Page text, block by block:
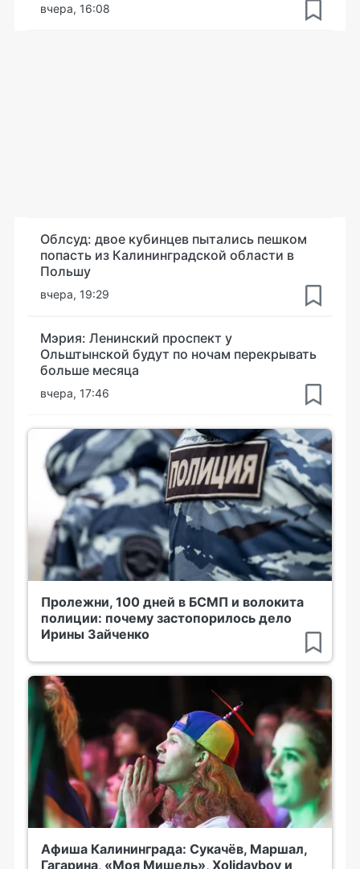
вчера, 16:08
Облсуд: двое кубинцев пытались пешком
попасть из Калининградской области в
Польшу
вчера, 19:29
Мэрия: Ленинский проспект у
Ольштынской будут по ночам перекрывать
больше месяца
вчера, 17:46
Пролежни, 100 дней в БСМП и волокита
полиции: почему застопорилось дело
Ирины Зайченко
Афиша Калининграда: Сукачёв, Маршал,
Гагарина, «Моя Мишель», Xolidayboy и